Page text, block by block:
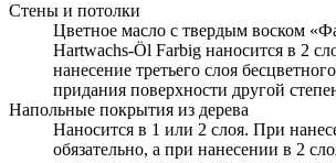
Стены и потолки
Цветное масло с твердым воском
Hartwachs-Öl Farbig наносится в 2
нанесение третьего слоя
придания поверхности другой
Напольные покрытия из дерева
Наносится в 1 или 2 слоя. При
обязательно, а при нанесении в 2